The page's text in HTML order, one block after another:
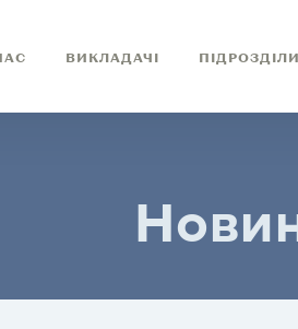
ВИКЛАДАЧІ ПІДРОЗДІЛИ